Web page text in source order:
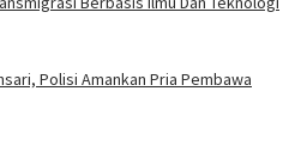
Polisi Amankan Pria Pembawa